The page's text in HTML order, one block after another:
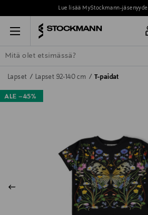
Lue lisää MyStockmann-
Menu
ETSI KAIKKI NAISET MIEHET
Lapset Lapset 92-140 cm T-paidat
ALE –45%